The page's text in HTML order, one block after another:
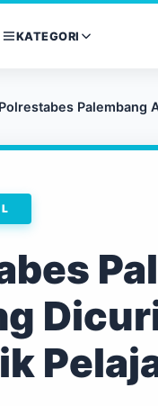
KATEGORI
Polrestabes Palembang